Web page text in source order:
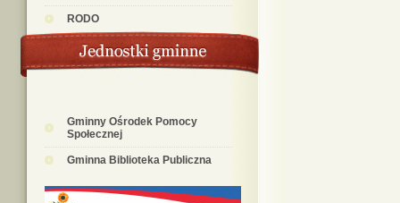
RODO
Gminny Ośrodek Pomocy
Społecznej
Gminna Biblioteka Publiczna